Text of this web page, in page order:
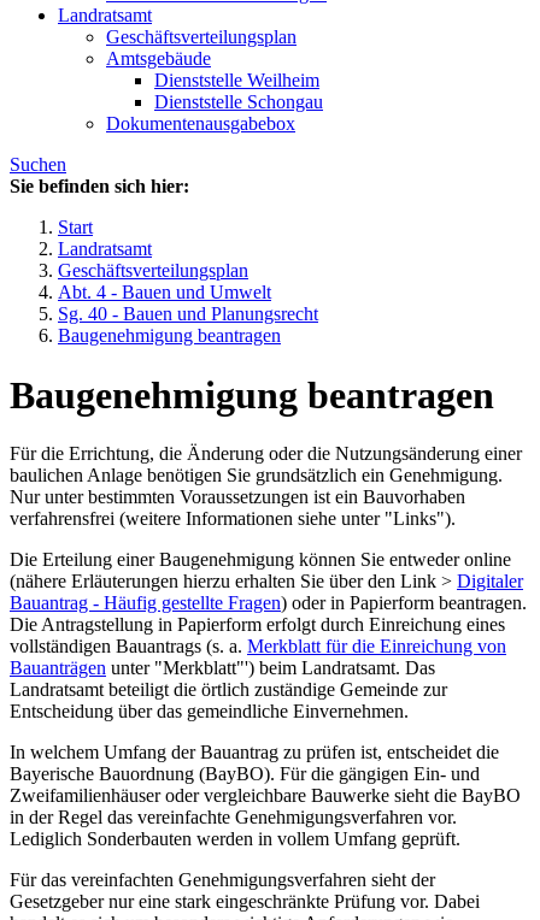
Landratsamt
Geschäftsverteilungsplan
Amtsgebäude
Dienststelle Weilheim
Dienststelle Schongau
Dokumentenausgabebox
Suchen
Sie befinden sich hier:
Start
Landratsamt
Geschäftsverteilungsplan
Abt. 4 - Bauen und Umwelt
Sg. 40 - Bauen und Planungsrecht
Baugenehmigung beantragen
Baugenehmigung beantragen
Für die Errichtung, die Änderung oder die Nutzungsänderung einer
baulichen Anlage benötigen Sie grundsätzlich ein Genehmigung.
Nur unter bestimmten Voraussetzungen ist ein Bauvorhaben
verfahrensfrei (weitere Informationen siehe unter "Links").
Die Erteilung einer Baugenehmigung können Sie entweder online
(nähere Erläuterungen hierzu erhalten Sie über den Link > Digitaler
Bauantrag - Häufig gestellte Fragen) oder in Papierform beantragen.
Die Antragstellung in Papierform erfolgt durch Einreichung eines
vollständigen Bauantrags (s. a. Merkblatt für die Einreichung von
Bauanträgen unter "Merkblatt"') beim Landratsamt. Das
Landratsamt beteiligt die örtlich zuständige Gemeinde zur
Entscheidung über das gemeindliche Einvernehmen.
In welchem Umfang der Bauantrag zu prüfen ist, entscheidet die
Bayerische Bauordnung (BayBO). Für die gängigen Ein- und
Zweifamilienhäuser oder vergleichbare Bauwerke sieht die BayBO
in der Regel das vereinfachte Genehmigungsverfahren vor.
Lediglich Sonderbauten werden in vollem Umfang geprüft.
Für das vereinfachten Genehmigungsverfahren sieht der
Gesetzgeber nur eine stark eingeschränkte Prüfung vor. Dabei